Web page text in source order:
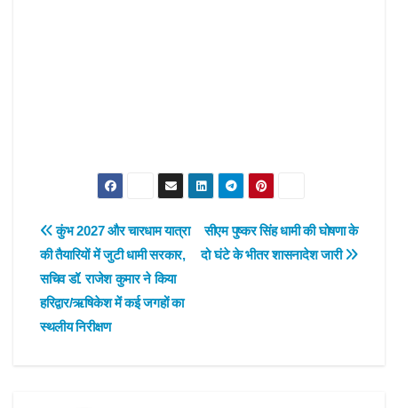
Post
navigation
सीएम पुष्कर सिंह धामी की घोषणा के
दो घंटे के भीतर शासनादेश जारी
कुंभ 2027 और चारधाम यात्रा
की तैयारियों में जुटी धामी सरकार,
सचिव डॉ. राजेश कुमार ने किया
हरिद्वार/ऋषिकेश में कई जगहों का
स्थलीय निरीक्षण